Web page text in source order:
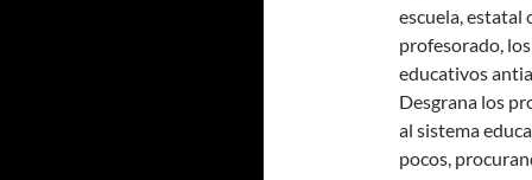
escuela, estatal
profesorado,
educativos
Desgrana los
al sistema
pocos,